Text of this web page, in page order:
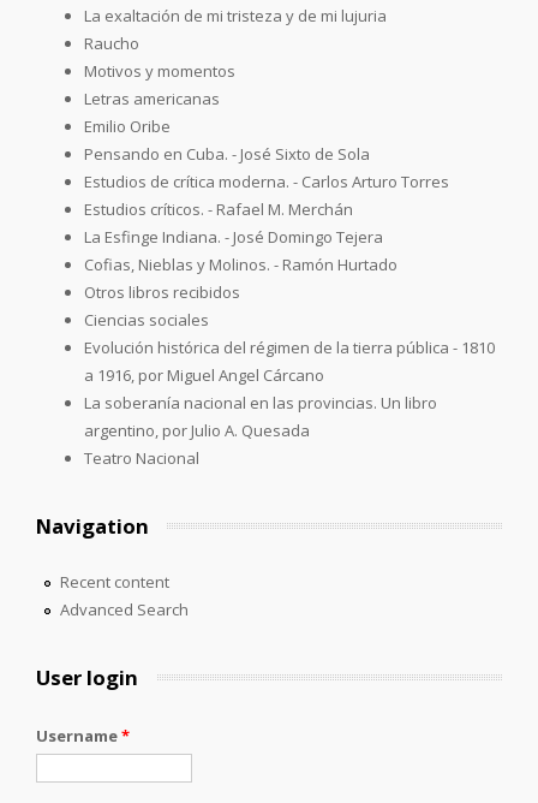
La exaltación de mi tristeza y de mi lujuria
Raucho
Motivos y momentos
Letras americanas
Emilio Oribe
Pensando en Cuba. - José Sixto de Sola
Estudios de crítica moderna. - Carlos Arturo Torres
Estudios críticos. - Rafael M. Merchán
La Esfinge Indiana. - José Domingo Tejera
Cofias, Nieblas y Molinos. - Ramón Hurtado
Otros libros recibidos
Ciencias sociales
Evolución histórica del régimen de la tierra pública - 1810
a 1916, por Miguel Angel Cárcano
La soberanía nacional en las provincias. Un libro
argentino, por Julio A. Quesada
Teatro Nacional
Navigation
Recent content
Advanced Search
User login
Username*